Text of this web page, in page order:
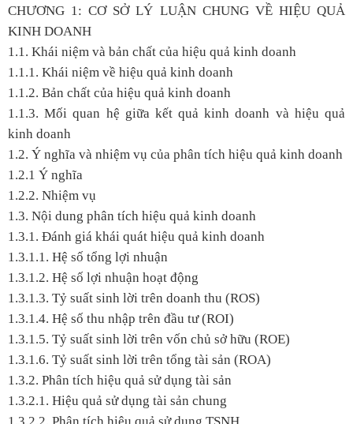
CHƯƠNG 1: CƠ SỞ LÝ LUẬN CHUNG VỀ HIỆU QUẢ
KINH DOANH
1.1. Khái niệm và bản chất của hiệu quả kinh doanh
1.1.1. Khái niệm về hiệu quả kinh doanh
1.1.2. Bản chất của hiệu quả kinh doanh
1.1.3. Mối quan hệ giữa kết quả kinh doanh và hiệu quả
kinh doanh
1.2. Ý nghĩa và nhiệm vụ của phân tích hiệu quả kinh doanh
1.2.1 Ý nghĩa
1.2.2. Nhiệm vụ
1.3. Nội dung phân tích hiệu quả kinh doanh
1.3.1. Đánh giá khái quát hiệu quả kinh doanh
1.3.1.1. Hệ số tổng lợi nhuận
1.3.1.2. Hệ số lợi nhuận hoạt động
1.3.1.3. Tỷ suất sinh lời trên doanh thu (ROS)
1.3.1.4. Hệ số thu nhập trên đầu tư (ROI)
1.3.1.5. Tỷ suất sinh lời trên vốn chủ sở hữu (ROE)
1.3.1.6. Tỷ suất sinh lời trên tổng tài sản (ROA)
1.3.2. Phân tích hiệu quả sử dụng tài sản
1.3.2.1. Hiệu quả sử dụng tài sản chung